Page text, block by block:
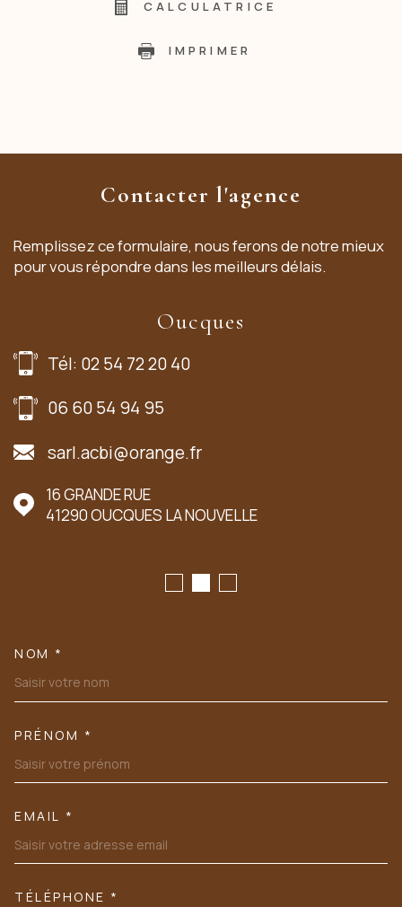
CALCULATRICE
IMPRIMER
Contacter l'agence
Remplissez ce formulaire, nous ferons de notre mieux
pour vous répondre dans les meilleurs délais.
Oucques
Tél: 02 54 72 20 40
06 60 54 94 95
sarl.acbi@orange.fr
16 GRANDE RUE
41290 OUCQUES LA NOUVELLE
NOM *
PRÉNOM *
EMAIL *
TÉLÉPHONE *